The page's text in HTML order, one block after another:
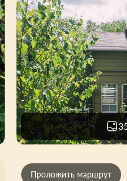
Проложить маршрут